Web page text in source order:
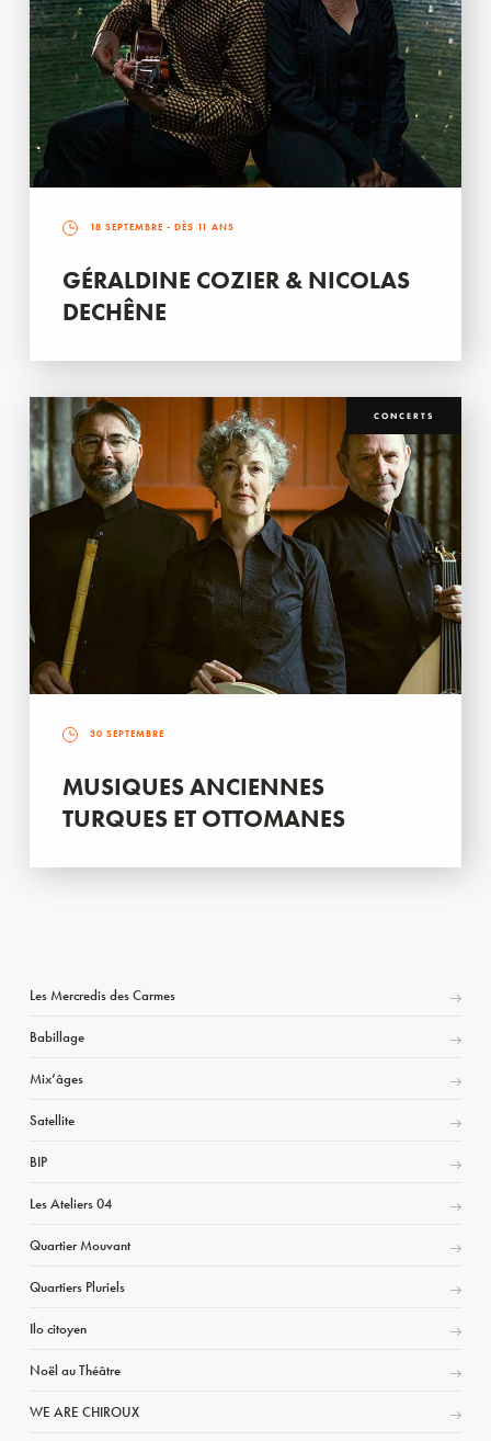
18 SEPTEMBRE - DÈS 11 ANS
GÉRALDINE COZIER & NICOLAS
DECHÊNE
CONCERTS
30 SEPTEMBRE
MUSIQUES ANCIENNES
TURQUES ET OTTOMANES
Les Mercredis des Carmes
Babillage
Mix’âges
Satellite
BIP
Les Ateliers 04
Quartier Mouvant
Quartiers Pluriels
Ilo citoyen
Noël au Théâtre
WE ARE CHIROUX